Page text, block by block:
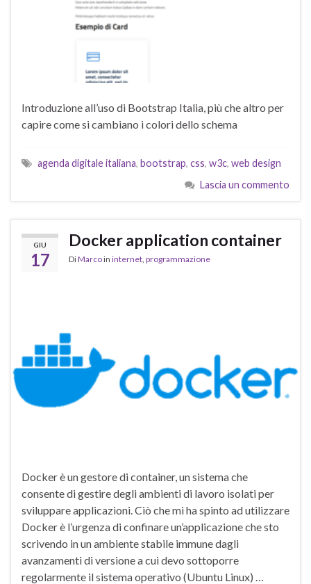
Introduzione all’uso di Bootstrap Italia, più che altro per
capire come si cambiano i colori dello schema
agenda digitale italiana, bootstrap, css, w3c, web design
Lascia un commento
GIU
17
Docker application container
DiMarcoin internet, programmazione
Docker è un gestore di container, un sistema che
consente di gestire degli ambienti di lavoro isolati per
sviluppare applicazioni. Ciò che mi ha spinto ad utilizzare
Docker è l’urgenza di confinare un’applicazione che sto
scrivendo in un ambiente stabile immune dagli
avanzamenti di versione a cui devo sottoporre
regolarmente il sistema operativo (Ubuntu Linux) …